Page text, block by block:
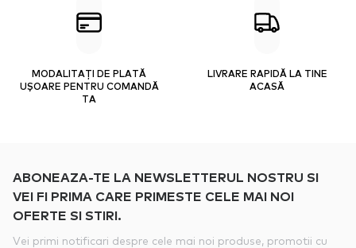
MODALITAȚI DE PLATĂ
UȘOARE PENTRU COMANDĂ
TA
LIVRARE RAPIDĂ LA TINE
ACASĂ
ABONEAZA-TE LA NEWSLETTERUL NOSTRU SI
VEI FI PRIMA CARE PRIMESTE CELE MAI NOI
OFERTE SI STIRI.
Vei primi notificari despre cele mai noi produse, promotii cu